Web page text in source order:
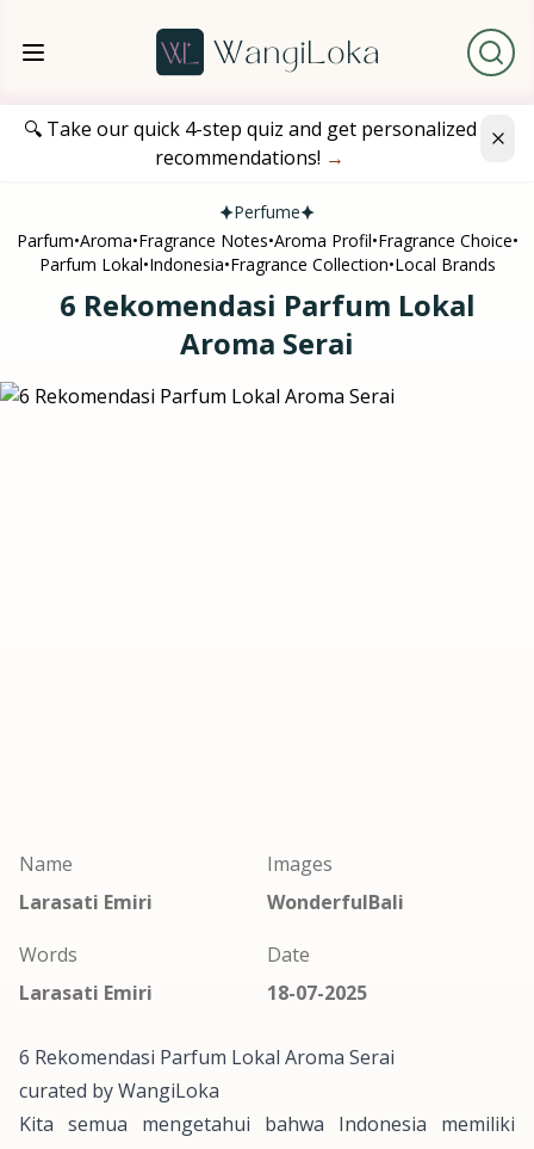
🔍 Take our quick 4-step quiz and get personalized
recommendations! →
Perfume
Parfum•Aroma•Fragrance Notes•Aroma Profil•Fragrance Choice•
Parfum Lokal•Indonesia•Fragrance Collection•Local Brands
6 Rekomendasi Parfum Lokal
Aroma Serai
Name
Larasati Emiri
Images
WonderfulBali
Words
Larasati Emiri
Date
18-07-2025
6 Rekomendasi Parfum Lokal Aroma Serai
curated byWangiLoka
Kita semua mengetahui bahwa Indonesia memiliki